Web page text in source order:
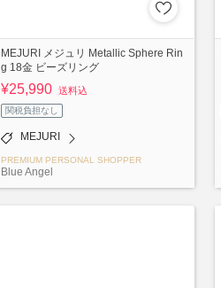
MEJURI メジュリ Metallic Sphere Rin
g 18金 ビーズリング
¥25,990 送料込
関税負担なし
MEJURI
PREMIUM PERSONAL SHOPPER
Blue Angel